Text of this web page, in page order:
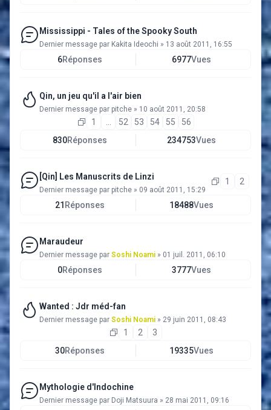
Mississippi - Tales of the Spooky South
Dernier message par Kakita Ideochi » 13 août 2011, 16:55
6Réponses 6977Vues
Qin, un jeu qu'il a l'air bien
Dernier message par pitche » 10 août 2011, 20:58
1 52 53 54 55
56
830Réponses 234753Vues
[Qin] Les Manuscrits de Linzi
Dernier message par pitche » 09 août 2011, 15:29
1 2
21 Réponses 18488Vues
Maraudeur
Dernier message par Soshi Noami » 01 juil. 2011, 06:10
0Réponses 3777Vues
Wanted : Jdr méd-fan
Dernier message par Soshi Noami » 29 juin 2011, 08:43
1 2
3
30Réponses 19335Vues
Mythologie d'Indochine
Dernier message par Doji Matsuura » 28 mai 2011, 09:16